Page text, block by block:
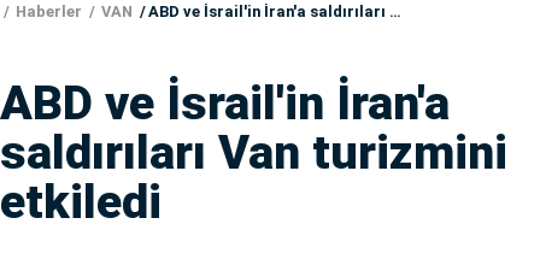
Haberler VAN ABD ve İsrail'in İran'a saldırıları Van turizmini etkiledi
ABD ve İsrail'in İran'a
saldırıları Van turizmini
etkiledi